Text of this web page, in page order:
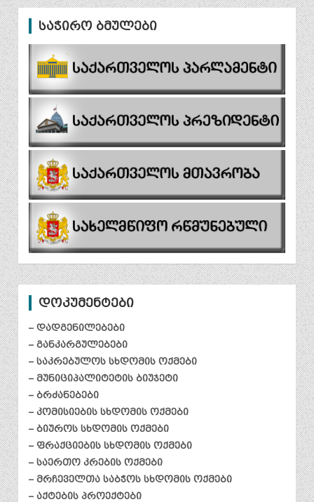
საჭირო ბმულები
დოკუმენტები
– დადგენილებები
– განკარგულებები
– საკრებულოს სხდომის ოქმები
– მუნიციპალიტეტის ბიუჯეტი
– ბრძანებები
– კომისიების სხდომის ოქმები
– ბიუროს სხდომის ოქმები
– ფრაქციების სხდომის ოქმები
– საერთო კრების ოქმები
– მრჩეველთა საბჭოს სხდომის ოქმები
– აქტების პროექტები